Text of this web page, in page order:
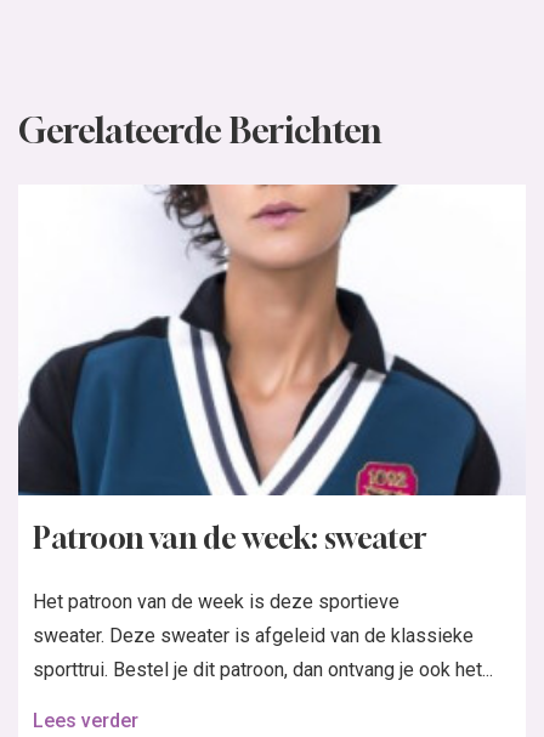
Gerelateerde Berichten
Patroon van de week: sweater
Het patroon van de week is deze sportieve
sweater. Deze sweater is afgeleid van de klassieke
sporttrui. Bestel je dit patroon, dan ontvang je ook het...
Lees verder